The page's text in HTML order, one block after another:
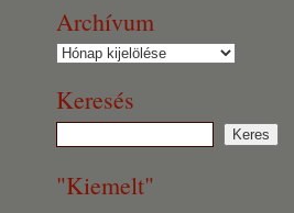
Archívum
Archívum
Keresés
"Kiemelt"